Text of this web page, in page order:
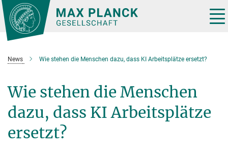
Hauptinhalt
News Wie stehen die Menschen dazu, dass KI Arbeitsplätze ersetzt?
Wie stehen die Menschen
dazu, dass KI Arbeitsplätze
ersetzt?